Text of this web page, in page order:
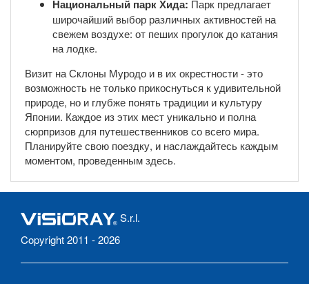
Национальный парк Хида: Парк предлагает
широчайший выбор различных активностей на
свежем воздухе: от пеших прогулок до катания
на лодке.
Визит на Склоны Муродо и в их окрестности - это
возможность не только прикоснуться к удивительной
природе, но и глубже понять традиции и культуру
Японии. Каждое из этих мест уникально и полна
сюрпризов для путешественников со всего мира.
Планируйте свою поездку, и наслаждайтесь каждым
моментом, проведенным здесь.
S.r.l.
Copyright 2011 - 2026